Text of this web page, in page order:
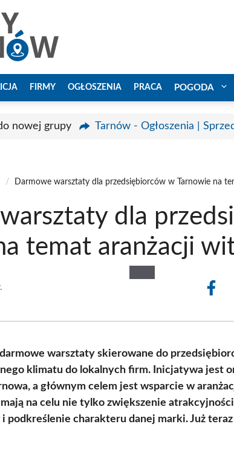
FIRMY OGŁOSZENIA PRACA POGODA
nowej grupy Tarnów - Ogłoszenia |
/ Darmowe warsztaty dla przedsiębiorców w Tarnowie na
dla
temat aranżacji
Share
warsztaty skierowane do
klimatu do lokalnych firm. Inicjatywa jest
a głównym celem jest wsparcie w
na celu nie tylko zwiększenie
podkreślenie charakteru danej marki. Już